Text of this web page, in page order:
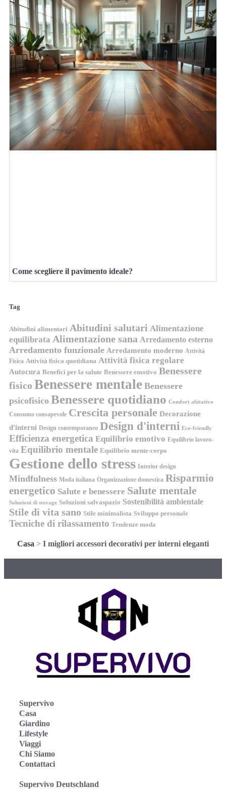
Come scegliere il pavimento ideale?
Tag
Abitudini alimentari Abitudini salutari Alimentazione
equilibrata Alimentazione sana Arredamento esterno
Arredamento funzionale Arredamento moderno Attività
Fisica Attività fisica quotidiana Attività fisica regolare
Autocura Benefici per la salute Benessere emotivo Benessere
fisico Benessere mentale Benessere
psicofisico Benessere quotidiano Comfort abitativo
Consumo consapevole Crescita personale Decorazione
d'interni Design contemporaneo Design d'interni Eco-friendly
Efficienza energetica Equilibrio emotivo Equilibrio lavoro-
vita Equilibrio mentale Equilibrio mente-corpo
Gestione dello stress Interior design
Mindfulness Moda italiana Organizzazione domestica Risparmio
energetico Salute e benessere Salute mentale
Soluzioni di storage Soluzioni salvaspazio Sostenibilità ambientale
Stile di vita sano Stile minimalista Sviluppo personale
Tecniche di rilassamento Tendenze moda
Casa > I migliori accessori decorativi per interni eleganti
Supervivo
Casa
Giardino
Lifestyle
Viaggi
Chi Siamo
Contattaci
Supervivo Deutschland